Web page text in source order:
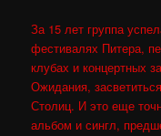
За 15 лет группа
фестивалях Питера,
клубах и концертных
Ожидания,
Столиц. И это еще
альбом и сингл,